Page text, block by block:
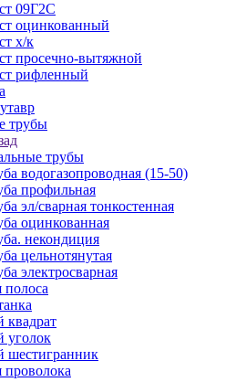
09Г2С
оцинкованный
х/к
просечно-вытяжной
рифленный
трубы
трубы
водогазопроводная (15-50)
профильная
эл/сварная тонкостенная
оцинкованная
некондиция
цельнотянутая
электросварная
полоса
квадрат
уголок
шестигранник
проволока